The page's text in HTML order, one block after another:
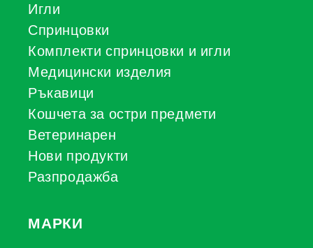
Игли
Спринцовки
Комплекти спринцовки и игли
Медицински изделия
Ръкавици
Кошчета за остри предмети
Ветеринарен
Нови продукти
Разпродажба
МАРКИ